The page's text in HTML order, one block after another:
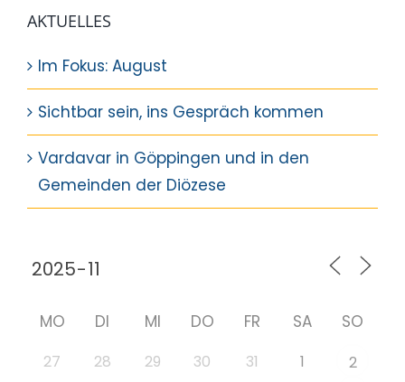
AKTUELLES
Im Fokus: August
Sichtbar sein, ins Gespräch kommen
Vardavar in Göppingen und in den
Gemeinden der Diözese
MO DI MI DO FR SA SO
27 28 29 30 31 1
2